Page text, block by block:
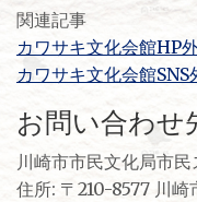
関連記事
カワサキ文化会館HP
カワサキ文化会館SNS
お問い合わせ
川崎市市民文化局市民
住所: 〒210-8577 川